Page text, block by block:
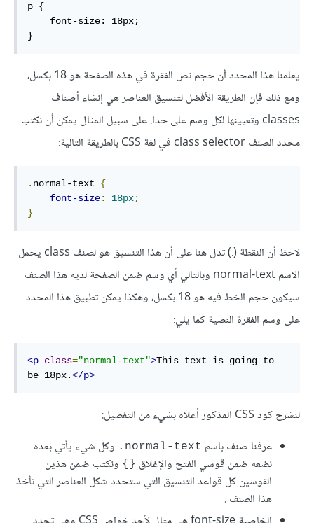
p {
}
يعلمنا هذا المحدد أن حجم نص الفقرة في هذه الصفحة هو 18 بكسل،
ومع ذلك فإن الطريقة الأفضل لتنسيق العناصر هي إنشاء أصناف
classes وتعيينها لكل وسم على حدا. على سبيل المثال يمكن أن نكتب
محدد الصنف class selector في لغة CSS بالطريقة التالية:
. normal-text {
font-size: 18px;
}
لاحظ أن النقطة (.) تدل هنا على أن هذا التنسيق هو لصنف class يحمل
الاسم normal-text وبالتالي أي وسم ضمن الصفحة لديه هذا الصنف
سيكون حجم الخط فيه هو 18 بكسل، وهكذا يمكن تطبيق هذا المحدد
على وسم الفقرة النصية كما يلي:
<p class="normal-text">This text is going to
be 18px.</p>
لنشرح كود CSS المذكور أعلاه بشيء من التفصيل:
عرفنا صنف باسم normal-text.
وكل شيء يأتي بعده
نضعه ضمن قوسي الفتح والإغلاق {} ونكتب ضمن هذين
القوسين كل قواعد التنسيق التي ستحدد شكل العناصر التي تأخذ
هذا الصنف .